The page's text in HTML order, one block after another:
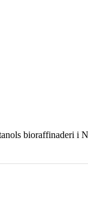
bioraffinaderi